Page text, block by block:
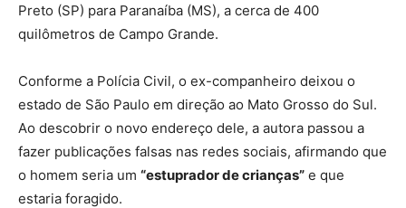
Preto (SP) para Paranaíba (MS), a cerca de 400
quilômetros de Campo Grande.
Conforme a Polícia Civil, o ex-companheiro deixou o
estado de São Paulo em direção ao Mato Grosso do Sul.
Ao descobrir o novo endereço dele, a autora passou a
fazer publicações falsas nas redes sociais, afirmando que
o homem seria um “estuprador de crianças” e que
estaria foragido.